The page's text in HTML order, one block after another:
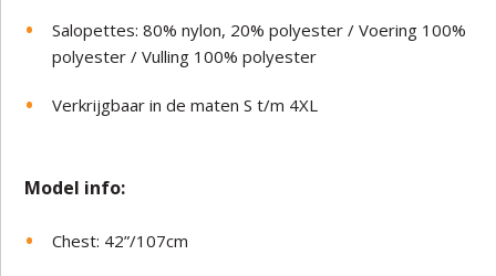
Salopettes: 80% nylon, 20% polyester / Voering 100%
polyester / Vulling 100% polyester
Verkrijgbaar in de maten S t/m 4XL
Model info:
Chest: 42”/107cm